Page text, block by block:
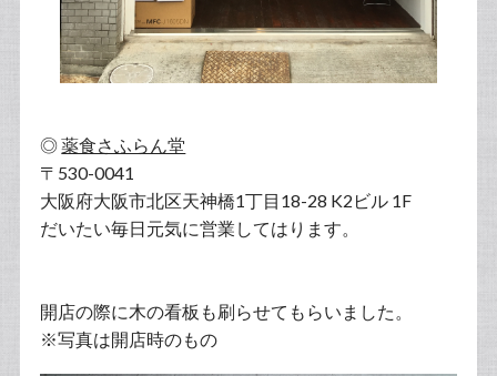
◎薬食さふらん堂
〒530-0041
大阪府大阪市北区天神橋1丁目18-28 K2ビル 1F
だいたい毎日元気に営業してはります。
開店の際に木の看板も刷らせてもらいました。
※写真は開店時のもの